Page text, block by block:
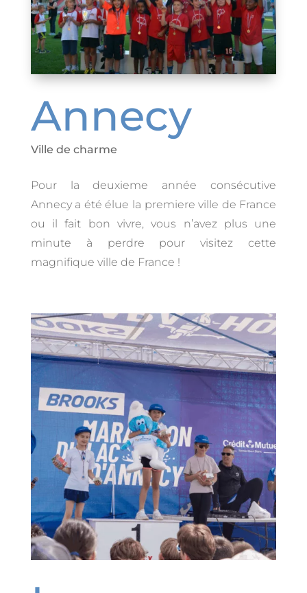
Annecy
Ville de charme
Pour la deuxieme année consécutive
Annecy a été élue la premiere ville de France
ou il fait bon vivre, vous n’avez plus une
minute à perdre pour visitez cette
magnifique ville de France !